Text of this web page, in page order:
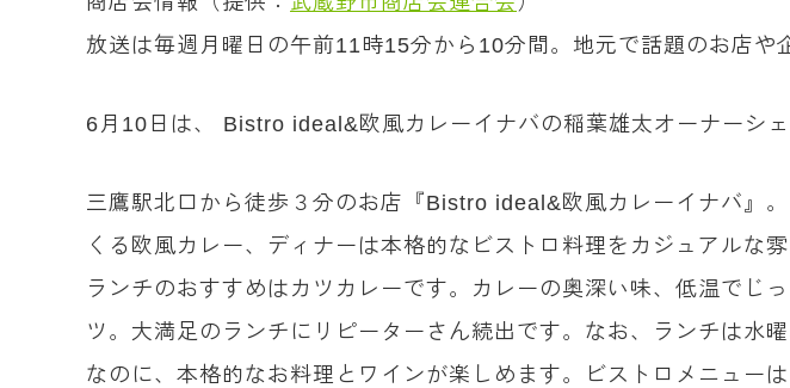
放送は毎週月曜日の午前11時15分から10分間。地元で話題のお店や
6月10日は、 Bistro ideal&欧風カレーイナバの稲葉雄太オーナーシェ
三鷹駅北口から徒歩３分のお店『Bistro ideal&欧風カレーイナバ』
くる欧風カレー、ディナーは本格的なビストロ料理をカジュアルな
ランチのおすすめはカツカレーです。カレーの奥深い味、低温でじ
ツ。大満足のランチにリピーターさん続出です。なお、ランチは水
なのに、本格的なお料理とワインが楽しめます。ビストロメニュー